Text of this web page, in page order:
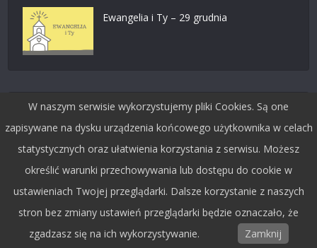
Ewangelia i Ty – 29 grudnia
Dołącz do nas na facebooku
W naszym serwisie wykorzystujemy pliki Cookies. Są one
zapisywane na dysku urządzenia końcowego użytkownika w celach
statystycznych oraz ułatwienia korzystania z serwisu. Możesz
określić warunki przechowywania lub dostępu do cookie w
ustawieniach Twojej przeglądarki. Dalsze korzystanie z naszych
stron bez zmiany ustawień przeglądarki będzie oznaczało, że
zgadzasz się na ich wykorzystywanie.
Zamknij